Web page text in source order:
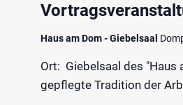
Haus am Dom - Giebelsaal
Ort: Giebelsaal des "Haus
gepflegte Tradition der